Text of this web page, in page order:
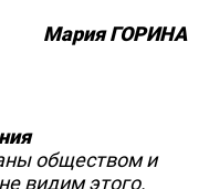
Мария ГОРИНА
обществом и
видим этого.